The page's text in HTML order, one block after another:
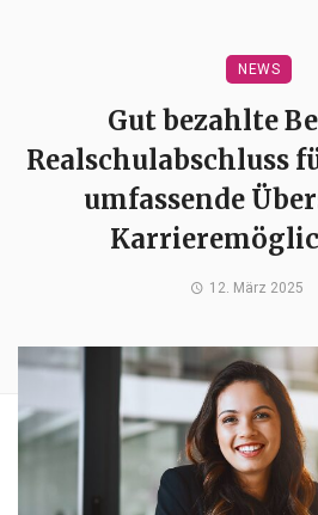
NEWS
Gut bezahlte
Realschulabschluss
umfassende
12. März 2025